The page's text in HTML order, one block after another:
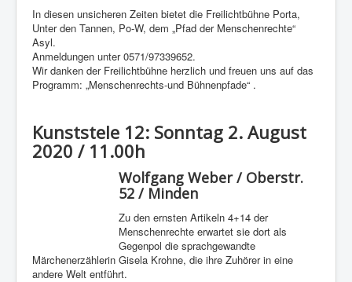
In diesen unsicheren Zeiten bietet die Freilichtbühne Porta,
Unter den Tannen, Po-W, dem „Pfad der Menschenrechte“
Asyl.
Anmeldungen unter 0571/97339652.
Wir danken der Freilichtbühne herzlich und freuen uns auf das
Programm: „Menschenrechts-und Bühnenpfade“ .
Kunststele 12: Sonntag 2. August
2020 / 11.00h
Wolfgang Weber / Oberstr.
52 / Minden
Zu den ernsten Artikeln 4+14 der
Menschenrechte erwartet sie dort als
Gegenpol die sprachgewandte
Märchenerzählerin Gisela Krohne, die ihre Zuhörer in eine
andere Welt entführt.